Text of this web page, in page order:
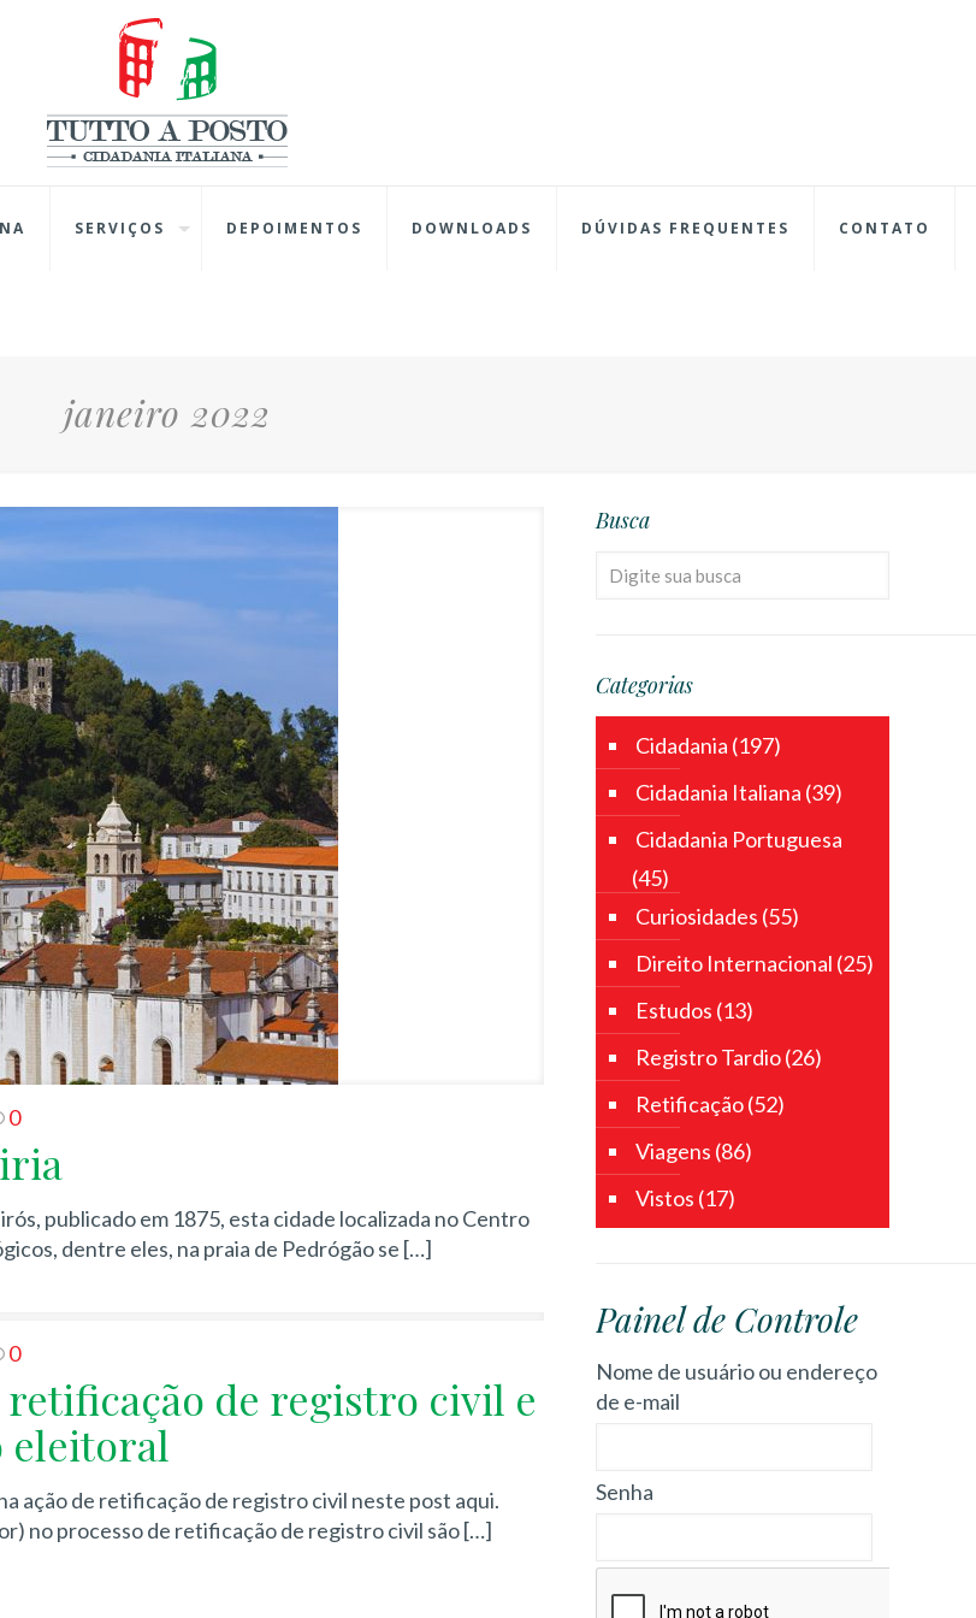
SERVIÇOS DEPOIMENTOS DOWNLOADS DÚVIDAS FREQUENTES CONTATO
janeiro 2022
0
publicado em 1875, esta cidade localizada no Centro
dentre eles, na praia de Pedrógão se […]
0
de registro civil e
eleitoral
ação de retificação de registro civil neste post aqui.
no processo de retificação de registro civil são[…]
Busca
Categorias
Cidadania (197)
Cidadania Italiana (39)
Cidadania Portuguesa
(45)
Curiosidades (55)
Direito Internacional (25)
Estudos (13)
Registro Tardio(26)
Retificação(52)
Viagens (86)
Vistos (17)
Painel de Controle
Nome de usuário ou endereço
de e-mail
Senha